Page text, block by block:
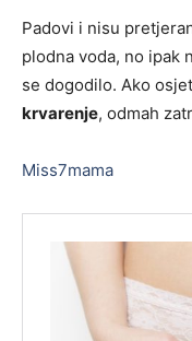
Padovi i nisu
plodna voda, no ipak
se dogodilo. Ako
krvarenje, odmah
Miss7mama